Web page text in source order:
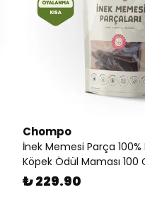
Chompo
İnek Memesi Parça 100%
Köpek Ödül Maması 100
₺ 229.90